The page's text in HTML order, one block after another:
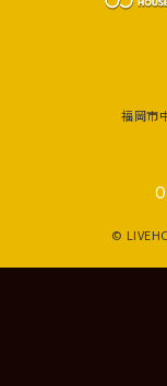
福岡市
©